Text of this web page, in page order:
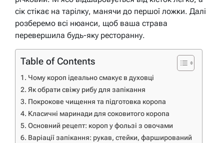
сік стікає на тарілку, манячи до першої ложки. Далі
розберемо всі нюанси, щоб ваша страва
перевершила будь-яку ресторанну.
Table of Contents
Чому короп ідеально смакує в духовці
Як обрати свіжу рибу для запікання
Покрокове чищення та підготовка коропа
Класичні маринади для соковитого коропа
Основний рецепт: короп у фользі з овочами
Варіації запікання: рукав, стейки, фарширований